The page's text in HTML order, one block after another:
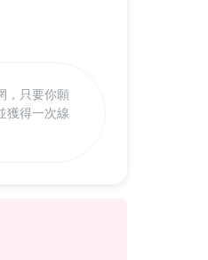
，只要你願
獲得一次線